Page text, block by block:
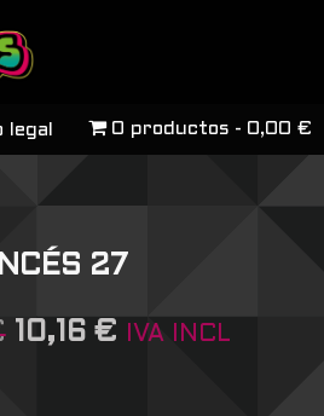
legal 0 productos 0,00 €
27
10,16 € IVA INCL